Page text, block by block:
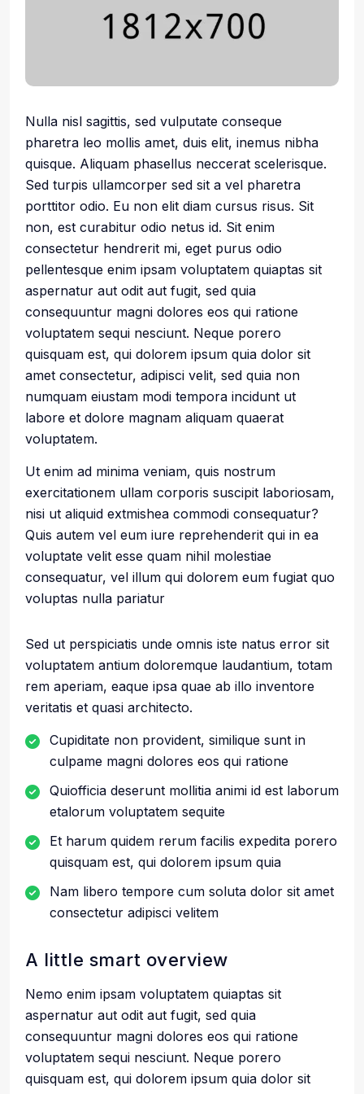
Nulla nisl sagittis, sed vulputate conseque
pharetra leo mollis amet, duis elit, inemus nibha
quisque. Aliquam phasellus neccerat scelerisque.
Sed turpis ullamcorper sed sit a vel pharetra
porttitor odio. Eu non elit diam cursus risus. Sit
non, est curabitur odio netus id. Sit enim
consectetur hendrerit mi, eget purus odio
pellentesque enim ipsam voluptatem quiaptas sit
aspernatur aut odit aut fugit, sed quia
consequuntur magni dolores eos qui ratione
voluptatem sequi nesciunt. Neque porero
quisquam est, qui dolorem ipsum quia dolor sit
amet consectetur, adipisci velit, sed quia non
numquam eiustam modi tempora incidunt ut
labore et dolore magnam aliquam quaerat
voluptatem.
Ut enim ad minima veniam, quis nostrum
exercitationem ullam corporis suscipit laboriosam,
nisi ut aliquid extmishea commodi consequatur?
Quis autem vel eum iure reprehenderit qui in ea
voluptate velit esse quam nihil molestiae
consequatur, vel illum qui dolorem eum fugiat quo
voluptas nulla pariatur
Sed ut perspiciatis unde omnis iste natus error sit
voluptatem antium doloremque laudantium, totam
rem aperiam, eaque ipsa quae ab illo inventore
veritatis et quasi architecto.
Cupiditate non provident, similique sunt in
culpame magni dolores eos qui ratione
Quiofficia deserunt mollitia animi id est laborum
etalorum voluptatem sequite
Et harum quidem rerum facilis expedita porero
quisquam est, qui dolorem ipsum quia
Nam libero tempore cum soluta dolor sit amet
consectetur adipisci velitem
A little smart overview
Nemo enim ipsam voluptatem quiaptas sit
aspernatur aut odit aut fugit, sed quia
consequuntur magni dolores eos qui ratione
voluptatem sequi nesciunt. Neque porero
quisquam est, qui dolorem ipsum quia dolor sit